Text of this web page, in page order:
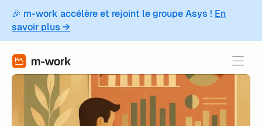
🎉 m-work accélère et rejoint le groupe Asys ! En
savoir plus →